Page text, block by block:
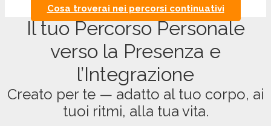
Cosa troverai nei percorsi continuativi
Il tuo Percorso Personale
verso la Presenza e
l’Integrazione
Creato per te — adatto al tuo corpo, ai
tuoi ritmi, alla tua vita.